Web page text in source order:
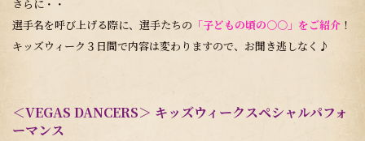
さらに・・
選手名を呼び上げる際に、選手たちの 「子どもの頃の○○」をご紹介 ！
キッズウィーク３日間で内容は変わりますので、お聞き逃しなく♪
＜VEGAS DANCERS＞ キッズウィークスペシャルパフォ
ーマンス